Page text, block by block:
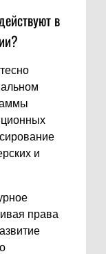
в
и
права